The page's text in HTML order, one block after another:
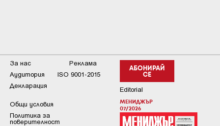
АБОНИРАЙ
СЕ
Editorial
МЕНИДЖЪР
07/2026
За нас
Реклама
Аудитория
ISO 9001-2015
Декларация
Общи условия
Пoлитикa зa
пoвepитeлнocт